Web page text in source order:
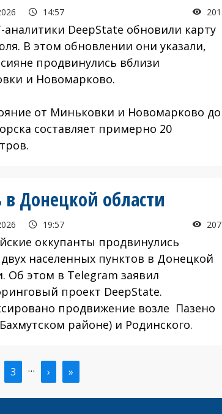
14:57 201
аналитики DeepState обновили карту
В этом обновлении они указали,
продвинулись вблизи
и Новомарково.
от Миньковки и Новомарково до
составляет примерно 20
Донецкой области
19:57 207
оккупанты продвинулись
населенных пунктов в Донецкой
Об этом в Telegram заявил
проект DeepState.
продвижение возле Пазено
районе) и Родинского.
Страница
3 … Следующая
страница
› Последняя
страница
»